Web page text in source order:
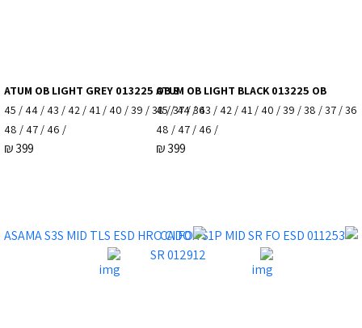
ATUM OB LIGHT BLACK 013225 OB
36 / 37 / 38 / 39 / 40 / 41 / 42 / 43 / 44 / 45
/ 46 / 47 / 48
399
₪
ATUM OB LIGHT GREY 013225 OB S
36 / 37 / 38 / 39 / 40 / 41 / 42 / 43 / 44 / 45
/ 46 / 47 / 48
399
₪